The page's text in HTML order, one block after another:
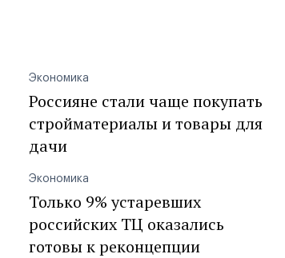
Экономика
Россияне стали чаще покупать
стройматериалы и товары для
дачи
Экономика
Только 9% устаревших
российских ТЦ оказались
готовы к реконцепции